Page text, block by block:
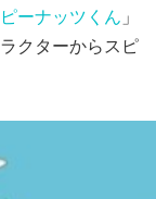
ーナッツくん 」
クターからスピ